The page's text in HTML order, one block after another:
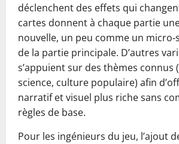
déclenchent des effets qui
cartes donnent à chaque partie
nouvelle, un peu comme un
de la partie principale. D’autres
s’appuient sur des thèmes connus
science, culture populaire) afin
narratif et visuel plus riche sans
règles de base.
Pour les ingénieurs du jeu, l’ajout